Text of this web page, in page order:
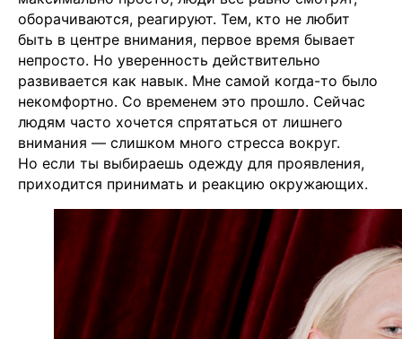
оборачиваются, реагируют. Тем, кто не любит
быть в центре внимания, первое время бывает
непросто. Но уверенность действительно
развивается как навык. Мне самой когда-то было
некомфортно. Со временем это прошло. Сейчас
людям часто хочется спрятаться от лишнего
внимания — слишком много стресса вокруг.
Но если ты выбираешь одежду для проявления,
приходится принимать и реакцию окружающих.